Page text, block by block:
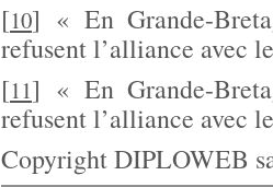
[10] « En Grande-
refusent l’alliance avec
[11] « En Grande-
refusent l’alliance avec
Copyright DIPLOWEB